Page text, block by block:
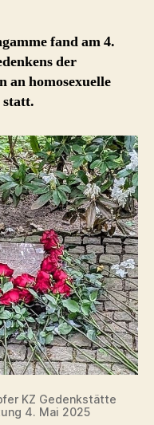
fand am 4.
der
an homosexuelle
KZ Gedenkstätte
4. Mai 2025